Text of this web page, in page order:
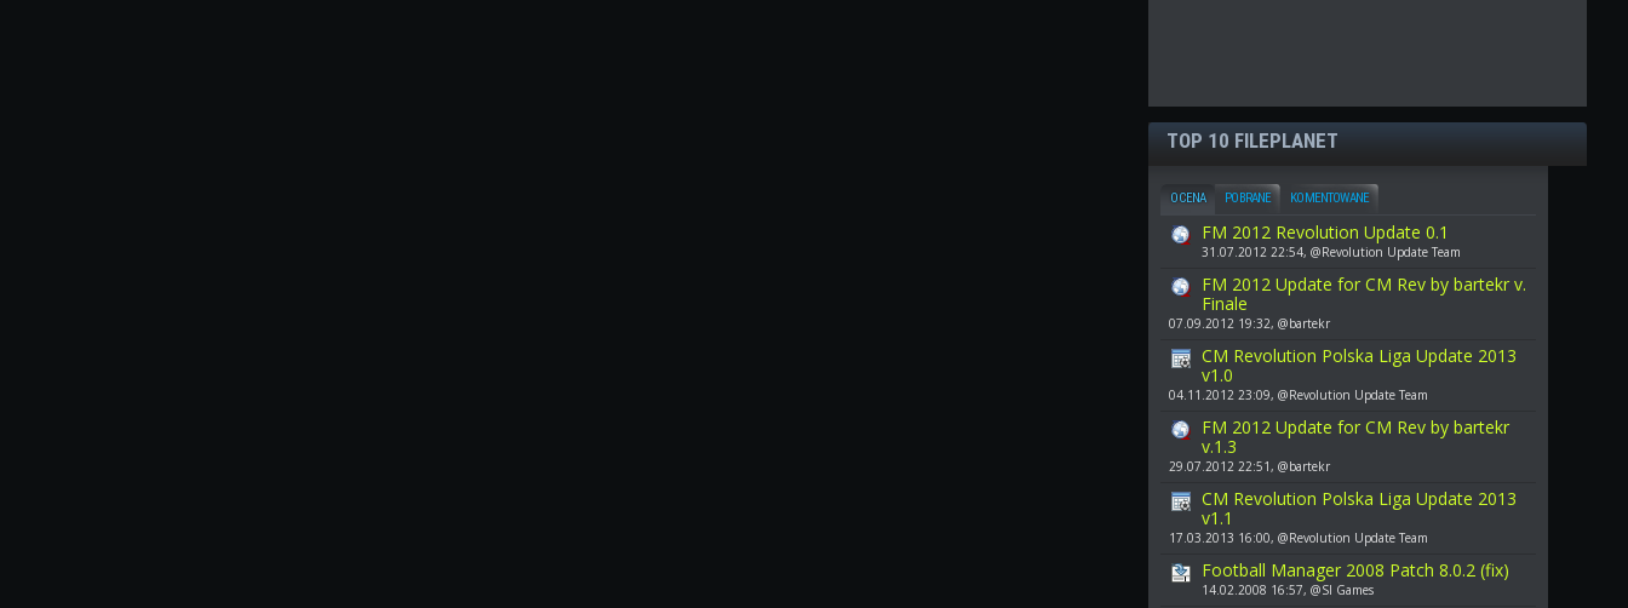
TOP 10 FILEPLANET
OCENA POBRANE KOMENTOWANE
FM 2012 Revolution Update 0.1
31.07.2012 22:54, @Revolution Update Team
FM 2012 Update for CM Rev by bartekr v.
Finale
07.09.2012 19:32, @bartekr
CM Revolution Polska Liga Update 2013
v1.0
04.11.2012 23:09, @Revolution Update Team
FM 2012 Update for CM Rev by bartekr
v.1.3
29.07.2012 22:51, @bartekr
CM Revolution Polska Liga Update 2013
v1.1
17.03.2013 16:00, @Revolution Update Team
Football Manager 2008 Patch 8.0.2 (fix)
14.02.2008 16:57, @SI Games